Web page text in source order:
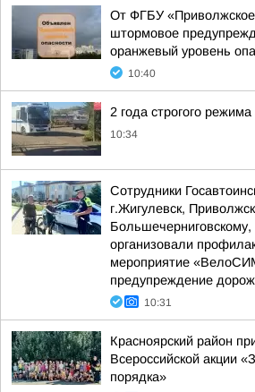
От ФГБУ
штормовое
оранжевый уровень
10:40
2 года строгого
10:34
Сотрудники
г.Жигулевск,
организовали
мероприятие
предупреждение
10:31
Красноярский район
Всероссийской акции
порядка»